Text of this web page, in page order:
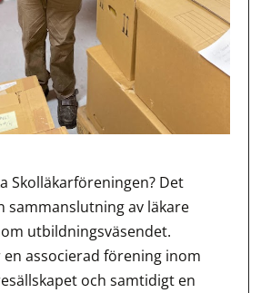
Skolläkarföreningen? Det
sammanslutning av läkare
utbildningsväsendet.
en associerad förening inom
och samtidigt en